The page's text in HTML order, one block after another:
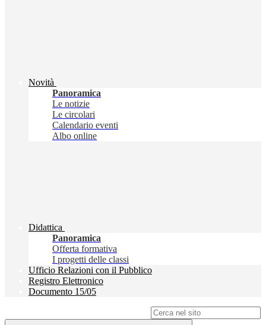
Novità
Panoramica
Le notizie
Le circolari
Calendario eventi
Albo online
Didattica
Panoramica
Offerta formativa
I progetti delle classi
Ufficio Relazioni con il Pubblico
Registro Elettronico
Documento 15/05